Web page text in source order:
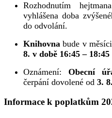
Rozhodnutím
vyhlášena doba
do odvolání.
Knihovna bude v
8. v době 16:45 – 18:45
Oznámení:Obecní
čerpání dovolené od 3.
Informace k poplatkům